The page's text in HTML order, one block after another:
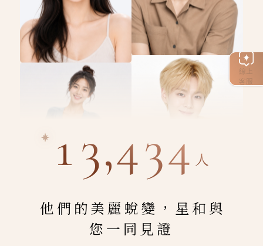
線上
客服
13,434 人
他們的美麗蛻變，星和與
您一同見證